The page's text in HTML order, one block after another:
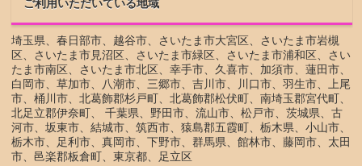
ご利用いただいている地域
埼玉県、春日部市、越谷市、さいたま市大宮区、さいたま市岩槻
区、さいたま市見沼区、さいたま市緑区、さいたま市浦和区、さい
たま市南区、さいたま市北区、幸手市、久喜市、加須市、蓮田市、
白岡市、草加市、八潮市、三郷市、吉川市、川口市、羽生市、上尾
市、桶川市、北葛飾郡杉戸町、北葛飾郡松伏町、南埼玉郡宮代町、
北足立郡伊奈町、 千葉県、野田市、流山市、松戸市、茨城県、古
河市、坂東市、結城市、筑西市、猿島郡五霞町、栃木県、小山市、
栃木市、足利市、真岡市、下野市、群馬県、館林市、藤岡市、太田
市、邑楽郡板倉町、東京都、足立区